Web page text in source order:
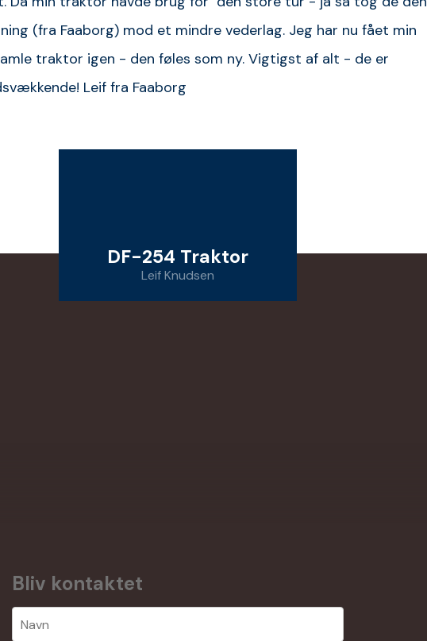
(fra Faaborg) mod et mindre vederlag. Jeg har nu fået min
traktor igen - den føles som ny. Vigtigst af alt - de er
Leif fra Faaborg
DF-254 Traktor
Leif Knudsen
Bliv kontaktet